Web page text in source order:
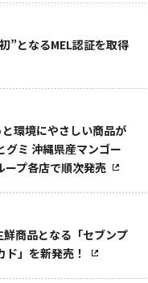
”となるMEL認証を取得
環境にやさしい商品が
グミ 沖縄県産マンゴー
ープ各店で順次発売
商品となる「セブンプ
ド」を新発売！